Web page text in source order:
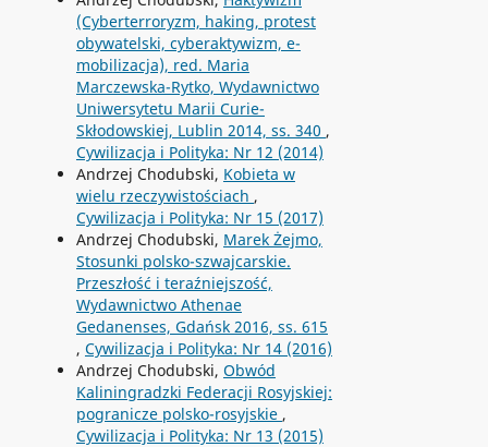
(Cyberterroryzm, haking, protest
obywatelski, cyberaktywizm, e-
mobilizacja), red. Maria
Marczewska-Rytko, Wydawnictwo
Uniwersytetu Marii Curie-
Skłodowskiej, Lublin 2014, ss. 340 ,
Cywilizacja i Polityka: Nr 12 (2014)
Andrzej Chodubski, Kobieta w
wielu rzeczywistościach ,
Cywilizacja i Polityka: Nr 15 (2017)
Andrzej Chodubski, Marek Żejmo,
Stosunki polsko-szwajcarskie.
Przeszłość i teraźniejszość,
Wydawnictwo Athenae
Gedanenses, Gdańsk 2016, ss. 615
, Cywilizacja i Polityka: Nr 14 (2016)
Andrzej Chodubski, Obwód
Kaliningradzki Federacji Rosyjskiej:
pogranicze polsko-rosyjskie ,
Cywilizacja i Polityka: Nr 13 (2015)